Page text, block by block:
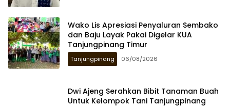
Wako Lis Apresiasi Penyaluran Sembako
dan Baju Layak Pakai Digelar KUA
Tanjungpinang Timur
Tanjungpinang 06/08/2026
Dwi Ajeng Serahkan Bibit Tanaman Buah
Untuk Kelompok Tani Tanjungpinang